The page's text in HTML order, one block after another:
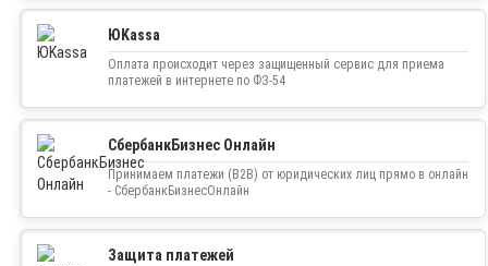
ЮKassa
Оплата происходит через защищенный сервис для приема
платежей в интернете по ФЗ-54
СбербанкБизнес Онлайн
Принимаем платежи (B2B) от юридических лиц прямо в онлайн
- СбербанкБизнесОнлайн
Защита платежей